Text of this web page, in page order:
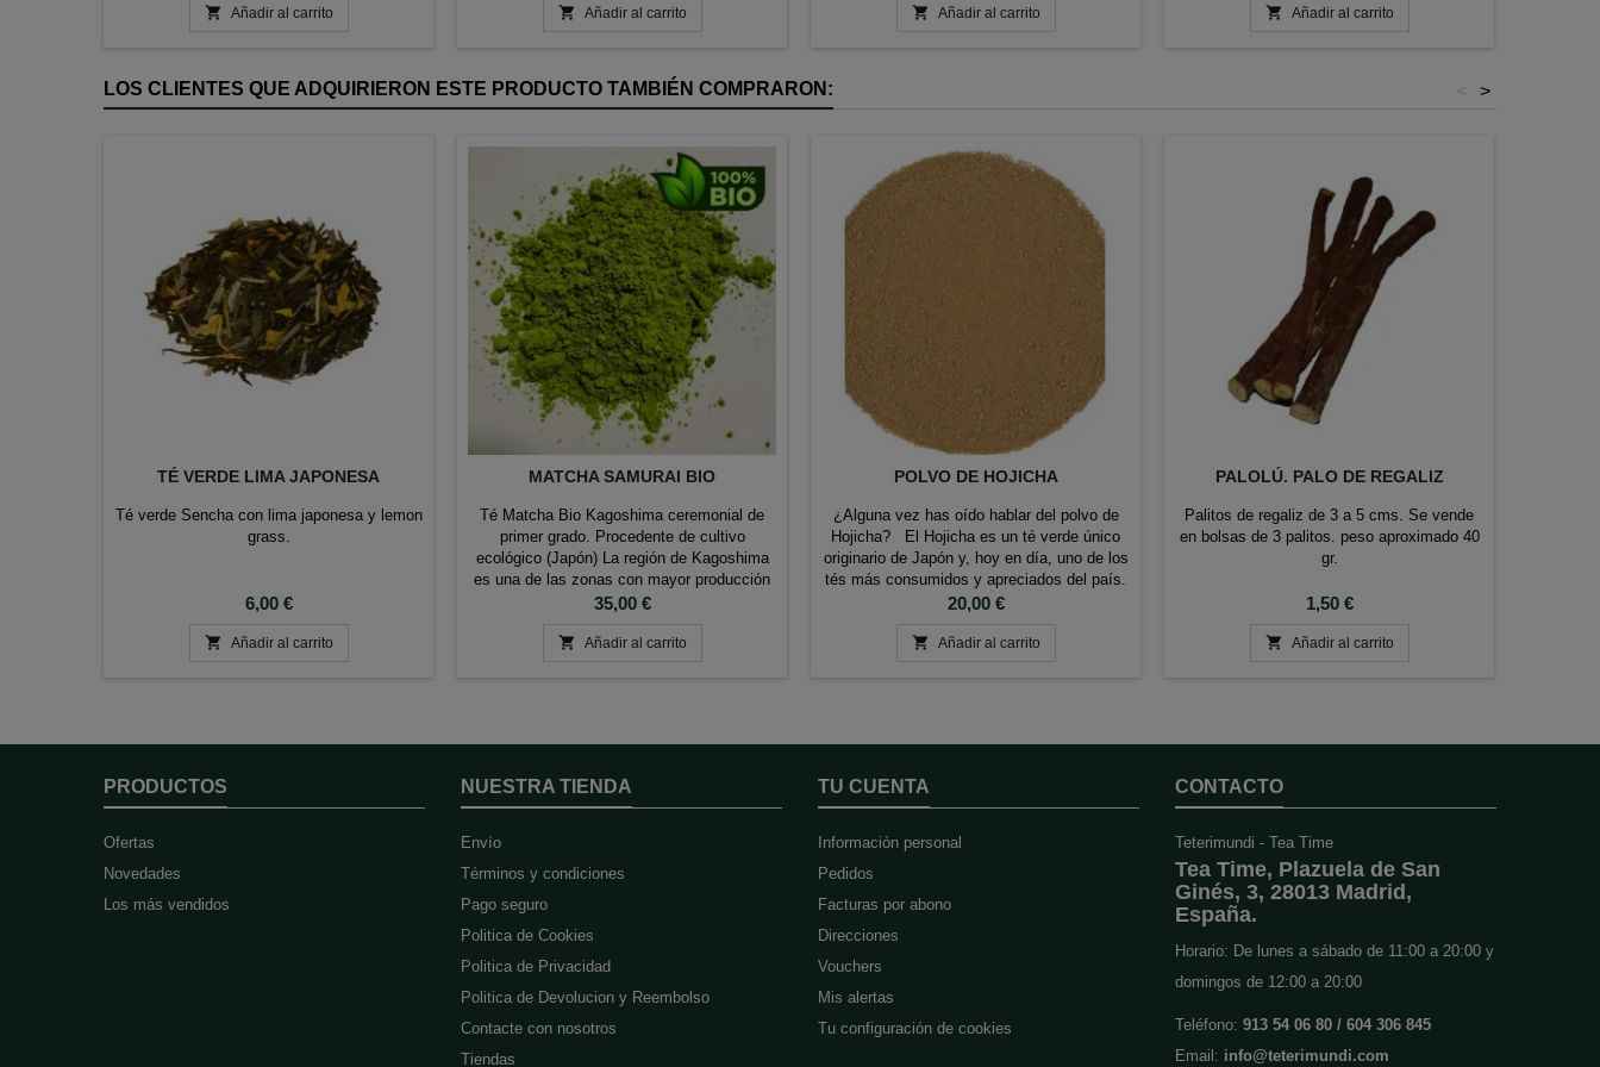
 Añadir al carrito  Añadir al carrito
contaminar ni dañar el medio ambiente. 5-
 Añadir al carrito  Añadir al carrito
LOS CLIENTES QUE ADQUIRIERON ESTE PRODUCTO TAMBIÉN COMPRARON: >
<
TÉ VERDE LIMA JAPONESA
Té verde Sencha con lima japonesa y lemon
grass.
Precio
6,00 €
 Añadir al carrito
MATCHA SAMURAI BIO
Té Matcha Bio Kagoshima ceremonial de
primer grado. Procedente de cultivo
ecológico (Japón) La región de Kagoshima
es una de las zonas con mayor producción
de té y están entre los mejor valorados del
de hojas de Té Matcha de gran calidad
Precio
35,00 €
 Añadir al carrito
POLVO DE HOJICHA
¿Alguna vez has oído hablar del polvo de
Hojicha? El Hojicha es un té verde único
originario de Japón y, hoy en día, uno de los
tés más consumidos y apreciados del país.
Precio
20,00 €
 Añadir al carrito
PALOLÚ. PALO DE REGALIZ
Palitos de regaliz de 3 a 5 cms. Se vende
en bolsas de 3 palitos. peso aproximado 40
gr.
Precio
1,50 €
 Añadir al carrito
PRODUCTOS
Ofertas
Novedades
Los más vendidos
NUESTRA TIENDA
Envío
Términos y condiciones
Pago seguro
Politica de Cookies
Politica de Privacidad
Politica de Devolucion y Reembolso
Contacte con nosotros
Tiendas
TU CUENTA
Información personal
Pedidos
Facturas por abono
Direcciones
Vouchers
Mis alertas
Tu configuración de cookies
CONTACTO
Teterimundi - Tea Time
Tea Time, Plazuela de San
Ginés, 3, 28013 Madrid,
España.
Horario: De lunes a sábado de 11:00 a 20:00 y
domingos de 12:00 a 20:00
Teléfono: 913 54 06 80 / 604 306 845
Email: info@teterimundi.com